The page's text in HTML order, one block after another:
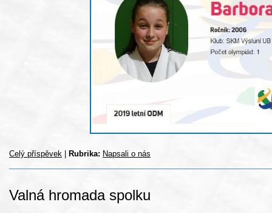
Celý příspěvek Rubrika: Napsali o nás
Valná hromada spolku